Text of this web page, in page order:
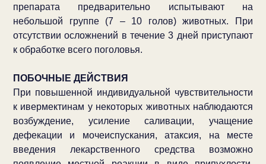
препарата предварительно испытывают на
небольшой группе (7 – 10 голов) животных. При
отсутствии осложнений в течение 3 дней приступают
к обработке всего поголовья.
ПОБОЧНЫЕ ДЕЙСТВИЯ
При повышенной индивидуальной чувствительности
к ивермектинам у некоторых животных наблюдаются
возбуждение, усиление саливации, учащение
дефекации и мочеиспускания, атаксия, на месте
введения лекарственного средства возможно